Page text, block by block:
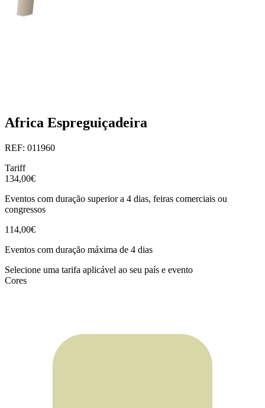
Africa Espreguiçadeira
REF: 011960
Tariff
134,00€
Eventos com duração superior a 4 dias, feiras comerciais ou
congressos
114,00€
Eventos com duração máxima de 4 dias
Selecione uma tarifa aplicável ao seu país e evento
Cores